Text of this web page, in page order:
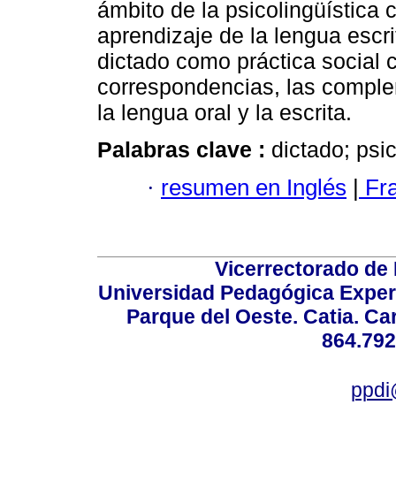
ámbito de la psicolingüística
aprendizaje de la lengua
dictado como práctica social
correspondencias, las
la lengua oral y la escrita.
Palabras clave : dictado;
· resumen en Inglés |
Vicerrectorado
Universidad Pedagógica
Parque del Oeste. Catia.